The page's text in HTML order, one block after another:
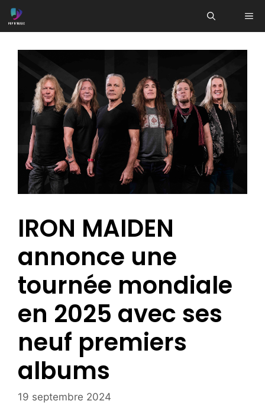
Aller
au
IRON MAIDEN
annonce une
tournée mondiale
en 2025 avec ses
neuf premiers
albums
19 septembre 2024